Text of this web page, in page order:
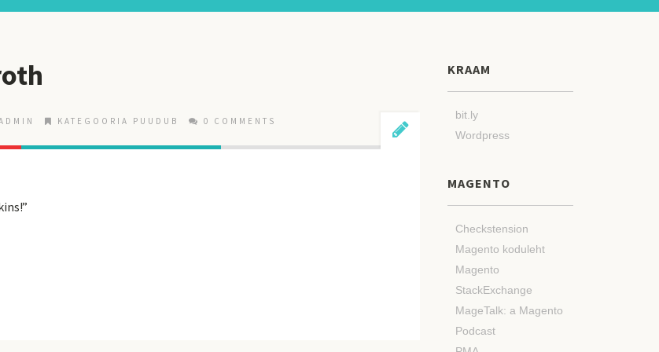
KATEGOORIA PUUDUB 0 COMMENTS
KRAAM
bit.ly
Wordpress
MAGENTO
Checkstension
Magento koduleht
Magento
StackExchange
MageTalk: a Magento
Podcast